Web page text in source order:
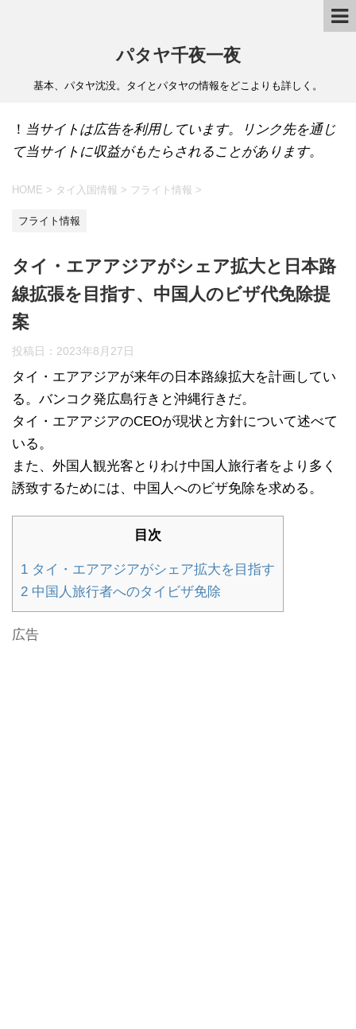
パタヤ千夜一夜
基本、パタヤ沈没。タイとパタヤの情報をどこよりも詳しく。
！ 当サイトは広告を利用しています。リンク先を通じ
て当サイトに収益がもたらされることがあります。
HOME > タイ入国情報 > フライト情報 >
フライト情報
タイ・エアアジアがシェア拡大と日本路
線拡張を目指す、中国人のビザ代免除提
案
投稿日： 2023年8月27日
タイ・エアアジアが来年の日本路線拡大を計画してい
る。バンコク発広島行きと沖縄行きだ。
タイ・エアアジアのCEOが現状と方針について述べて
いる。
また、外国人観光客とりわけ中国人旅行者をより多く
誘致するためには、中国人へのビザ免除を求める。
目次
1 タイ・エアアジアがシェア拡大を目指す
2 中国人旅行者へのタイビザ免除
広告